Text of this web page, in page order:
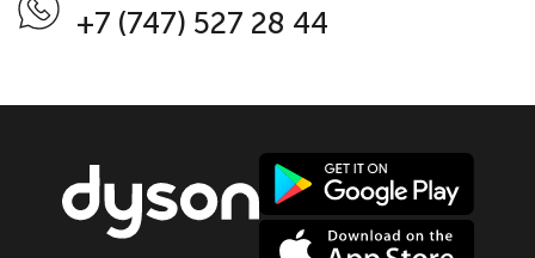
+7 (747) 527 28 44